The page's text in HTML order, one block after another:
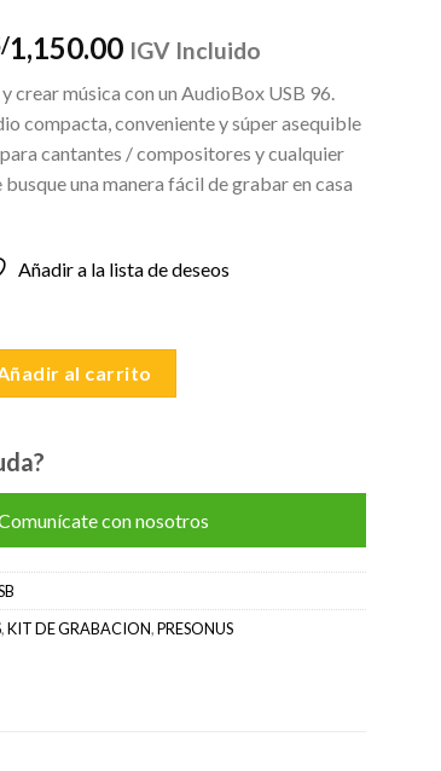
precio
1,450.00.
1,150.00El
actual
es:
S/1,150.00.
IGV Incluido
crear música con un AudioBox USB 96.
compacta, conveniente y súper asequible
cantantes / compositores y cualquier
una manera fácil de grabar en casa
Añadir a la lista de deseos
al carrito
con nosotros
,KIT DE GRABACION,PRESONUS